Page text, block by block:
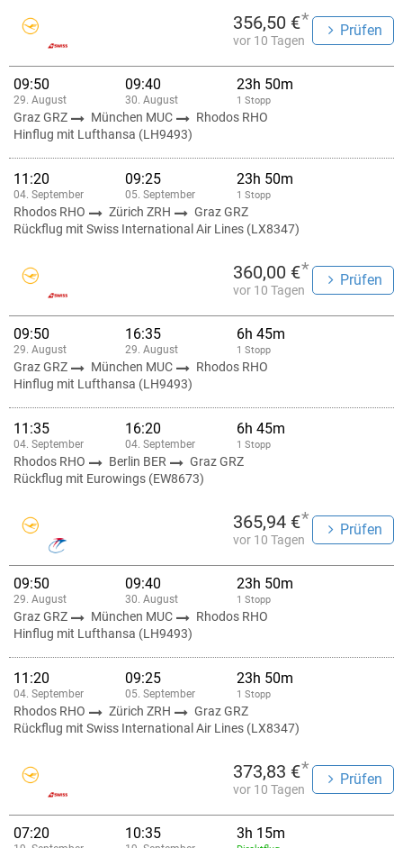
356,50 €*
vor 10 Tagen
Prüfen
09:50
29. August
09:40
30. August
23h 50m
1 Stopp
Graz GRZ München MUC
Rhodos RHO
Hinflug mit Lufthansa (LH9493)
11:20
04. September
09:25
05. September
23h 50m
1 Stopp
Rhodos RHO Zürich ZRH
Graz GRZ
Rückflug mit Swiss International Air Lines (LX8347)
360,00 €*
vor 10 Tagen
Prüfen
09:50
29. August
16:35
29. August
6h 45m
1 Stopp
Graz GRZ München MUC
Rhodos RHO
Hinflug mit Lufthansa (LH9493)
11:35
04. September
16:20
04. September
6h 45m
1 Stopp
Rhodos RHO Berlin BER
Graz GRZ
Rückflug mit Eurowings (EW8673)
365,94 €*
vor 10 Tagen
Prüfen
09:50
29. August
09:40
30. August
23h 50m
1 Stopp
Graz GRZ München MUC
Rhodos RHO
Hinflug mit Lufthansa (LH9493)
11:20
04. September
09:25
05. September
23h 50m
1 Stopp
Rhodos RHO Zürich ZRH
Graz GRZ
Rückflug mit Swiss International Air Lines (LX8347)
373,83 €*
vor 10 Tagen
Prüfen
07:20 10:35 3h 15m